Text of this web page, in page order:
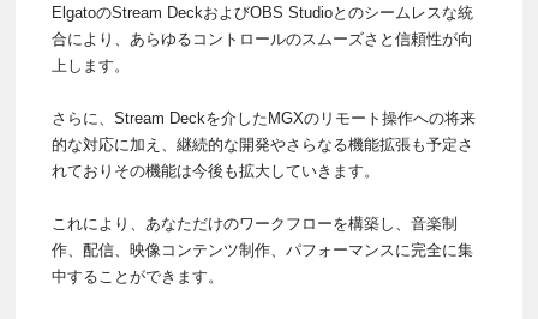
ElgatoのStream DeckおよびOBS Studioとのシームレスな統
合により、あらゆるコントロールのスムーズさと信頼性が向
上します。
さらに、Stream Deckを介したMGXのリモート操作への将来
的な対応に加え、継続的な開発やさらなる機能拡張も予定さ
れておりその機能は今後も拡大していきます。
これにより、あなただけのワークフローを構築し、音楽制
作、配信、映像コンテンツ制作、パフォーマンスに完全に集
中することができます。